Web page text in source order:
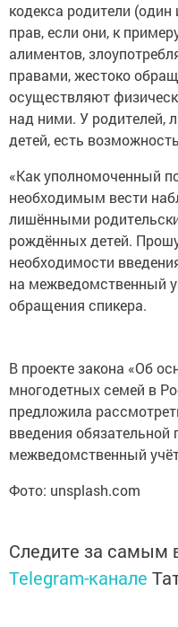
кодекса родители
прав, если они, к
алиментов,
правами, жестоко
осуществляют
над ними. У родителей,
детей, есть
«Как уполномоченный
необходимым вести
лишёнными
рождённых детей.
необходимости
на межведомственный
обращения спикера.
В проекте закона «Об
многодетных семей в
предложила
введения обязательной
межведомственный
Фото: unsplash.com
Следите за самым
Telegram-канале